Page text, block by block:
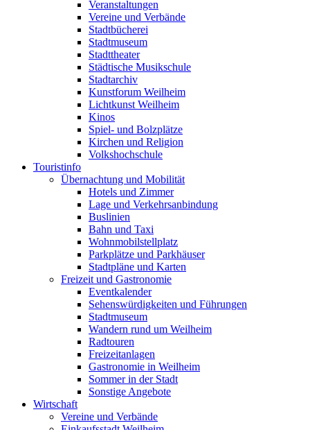
Veranstaltungen
Vereine und Verbände
Stadtbücherei
Stadtmuseum
Stadttheater
Städtische Musikschule
Stadtarchiv
Kunstforum Weilheim
Lichtkunst Weilheim
Kinos
Spiel- und Bolzplätze
Kirchen und Religion
Volkshochschule
Touristinfo
Übernachtung und Mobilität
Hotels und Zimmer
Lage und Verkehrsanbindung
Buslinien
Bahn und Taxi
Wohnmobilstellplatz
Parkplätze und Parkhäuser
Stadtpläne und Karten
Freizeit und Gastronomie
Eventkalender
Sehenswürdigkeiten und Führungen
Stadtmuseum
Wandern rund um Weilheim
Radtouren
Freizeitanlagen
Gastronomie in Weilheim
Sommer in der Stadt
Sonstige Angebote
Wirtschaft
Vereine und Verbände